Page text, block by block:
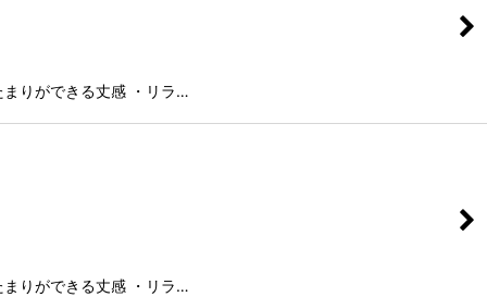
まりができる丈感 ・リラ…
まりができる丈感 ・リラ…